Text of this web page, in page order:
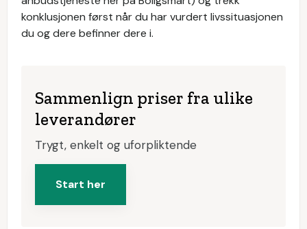
konklusjonen først når du har vurdert livssituasjonen
du og dere befinner dere i.
Sammenlign priser fra ulike
leverandører
Trygt, enkelt og uforpliktende
Start her